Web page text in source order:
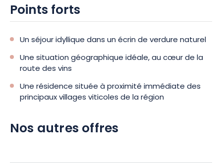
Points forts
Un séjour idyllique dans un écrin de verdure naturel
Une situation géographique idéale, au cœur de la
route des vins
Une résidence située à proximité immédiate des
principaux villages viticoles de la région
Nos autres offres